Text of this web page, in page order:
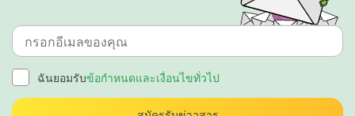
ฉันยอมรับข้อกำหนดและเงื่อนไขทั่วไป